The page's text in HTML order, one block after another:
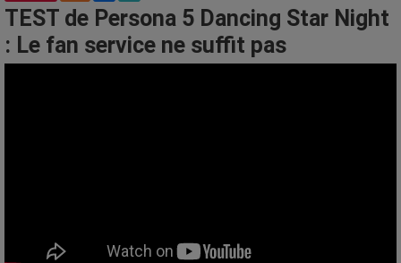
TEST de Persona 5 Dancing Star Night
: Le fan service ne suffit pas